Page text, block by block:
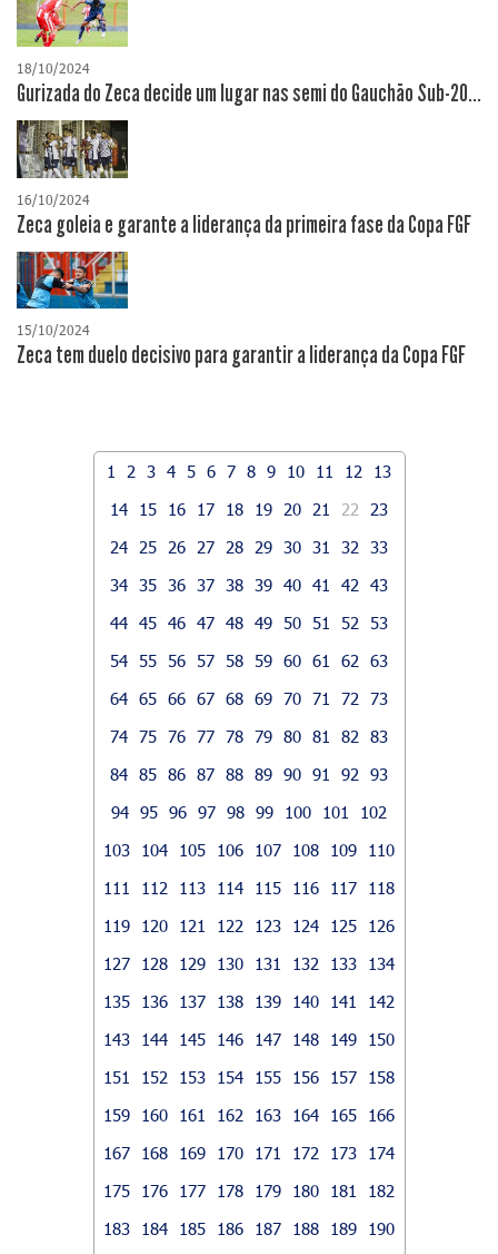
18/10/2024
Gurizada do Zeca decide um lugar nas semi do Gauchão Sub-20...
16/10/2024
Zeca goleia e garante a liderança da primeira fase da Copa FGF
15/10/2024
Zeca tem duelo decisivo para garantir a liderança da Copa FGF
1 2 3 4 5 6 7 8 9 10 11 12
13
14
15 16 17 18 19 20 21 22
23
24
25 26 27 28 29 30 31 32
33
34 35 36 37 38 39 40 41 42
43
44 45 46 47 48 49 50 51 52
53
54 55 56 57 58 59 60 61 62
63
64 65 66 67 68 69 70 71 72
73
74 75 76 77 78 79 80 81 82
83
84 85 86 87 88 89 90 91 92
93
94 95 96 97 98 99 100 101
102
103
104 105 106 107 108 109
110
111
112 113 114 115 116 117
118
119
120 121 122 123 124 125
126
127
128 129 130 131 132 133
134
135
136 137 138 139 140 141
142
143
144 145 146 147 148 149
150
151
152 153 154 155 156 157
158
159
160 161 162 163 164 165
166
167
168 169 170 171 172 173
174
175
176 177 178 179 180 181
182
183
184 185 186 187 188 189
190